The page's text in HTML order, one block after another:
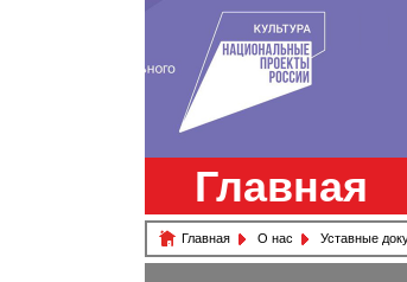
Главная
Главная О нас Уставные